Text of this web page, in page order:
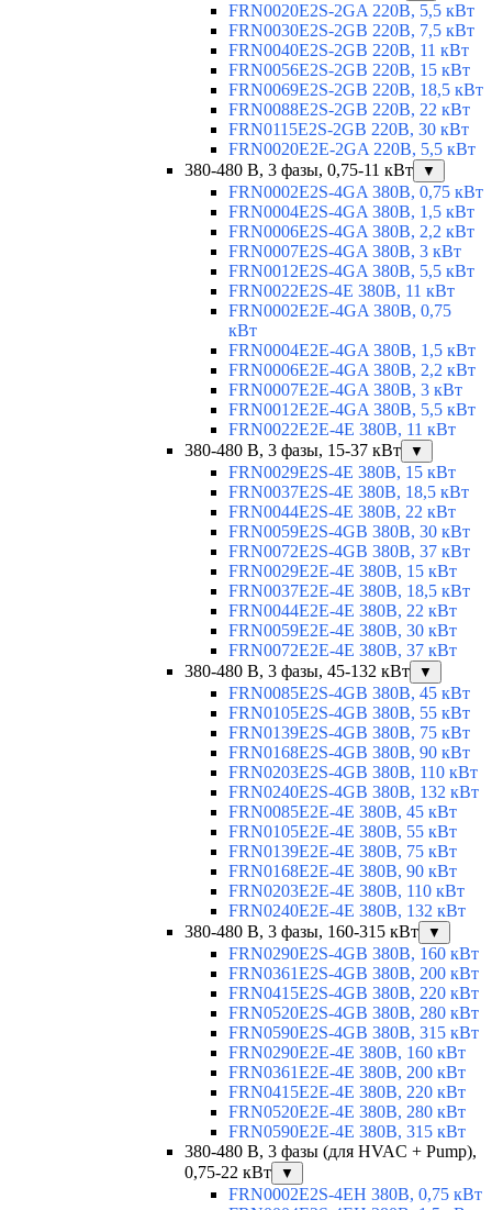
FRN0020E2S-2GA 220В, 5,5 кВт
FRN0030E2S-2GB 220В, 7,5 кВт
FRN0040E2S-2GB 220В, 11 кВт
FRN0056E2S-2GB 220В, 15 кВт
FRN0069E2S-2GB 220В, 18,5 кВт
FRN0088E2S-2GB 220В, 22 кВт
FRN0115E2S-2GB 220В, 30 кВт
FRN0020E2E-2GA 220В, 5,5 кВт
380-480 В, 3 фазы, 0,75-11 кВт
▼
FRN0002E2S-4GA 380В, 0,75 кВт
FRN0004E2S-4GA 380В, 1,5 кВт
FRN0006E2S-4GA 380В, 2,2 кВт
FRN0007E2S-4GA 380В, 3 кВт
FRN0012E2S-4GA 380В, 5,5 кВт
FRN0022E2S-4E 380В, 11 кВт
FRN0002E2E-4GA 380В, 0,75
кВт
FRN0004E2E-4GA 380В, 1,5 кВт
FRN0006E2E-4GA 380В, 2,2 кВт
FRN0007E2E-4GA 380В, 3 кВт
FRN0012E2E-4GA 380В, 5,5 кВт
FRN0022E2E-4E 380В, 11 кВт
380-480 В, 3 фазы, 15-37 кВт
▼
FRN0029E2S-4E 380В, 15 кВт
FRN0037E2S-4E 380В, 18,5 кВт
FRN0044E2S-4E 380В, 22 кВт
FRN0059E2S-4GB 380В, 30 кВт
FRN0072E2S-4GB 380В, 37 кВт
FRN0029E2E-4E 380В, 15 кВт
FRN0037E2E-4E 380В, 18,5 кВт
FRN0044E2E-4E 380В, 22 кВт
FRN0059E2E-4E 380В, 30 кВт
FRN0072E2E-4E 380В, 37 кВт
380-480 В, 3 фазы, 45-132 кВт
▼
FRN0085E2S-4GB 380В, 45 кВт
FRN0105E2S-4GB 380В, 55 кВт
FRN0139E2S-4GB 380В, 75 кВт
FRN0168E2S-4GB 380В, 90 кВт
FRN0203E2S-4GB 380В, 110 кВт
FRN0240E2S-4GB 380В, 132 кВт
FRN0085E2E-4E 380В, 45 кВт
FRN0105E2E-4E 380В, 55 кВт
FRN0139E2E-4E 380В, 75 кВт
FRN0168E2E-4E 380В, 90 кВт
FRN0203E2E-4E 380В, 110 кВт
FRN0240E2E-4E 380В, 132 кВт
380-480 В, 3 фазы, 160-315 кВт
▼
FRN0290E2S-4GB 380В, 160 кВт
FRN0361E2S-4GB 380В, 200 кВт
FRN0415E2S-4GB 380В, 220 кВт
FRN0520E2S-4GB 380В, 280 кВт
FRN0590E2S-4GB 380В, 315 кВт
FRN0290E2E-4E 380В, 160 кВт
FRN0361E2E-4E 380В, 200 кВт
FRN0415E2E-4E 380В, 220 кВт
FRN0520E2E-4E 380В, 280 кВт
FRN0590E2E-4E 380В, 315 кВт
380-480 В, 3 фазы (для HVAC + Pump),
0,75-22 кВт
▼
FRN0002E2S-4EH 380В, 0,75 кВт